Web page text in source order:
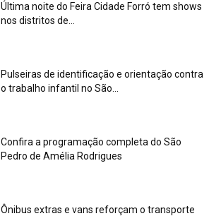
Última noite do Feira Cidade Forró tem shows
nos distritos de...
Pulseiras de identificação e orientação contra
o trabalho infantil no São...
Confira a programação completa do São
Pedro de Amélia Rodrigues
Ônibus extras e vans reforçam o transporte